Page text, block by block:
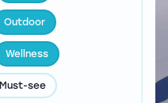
Outdoor
Wellness
Must-see